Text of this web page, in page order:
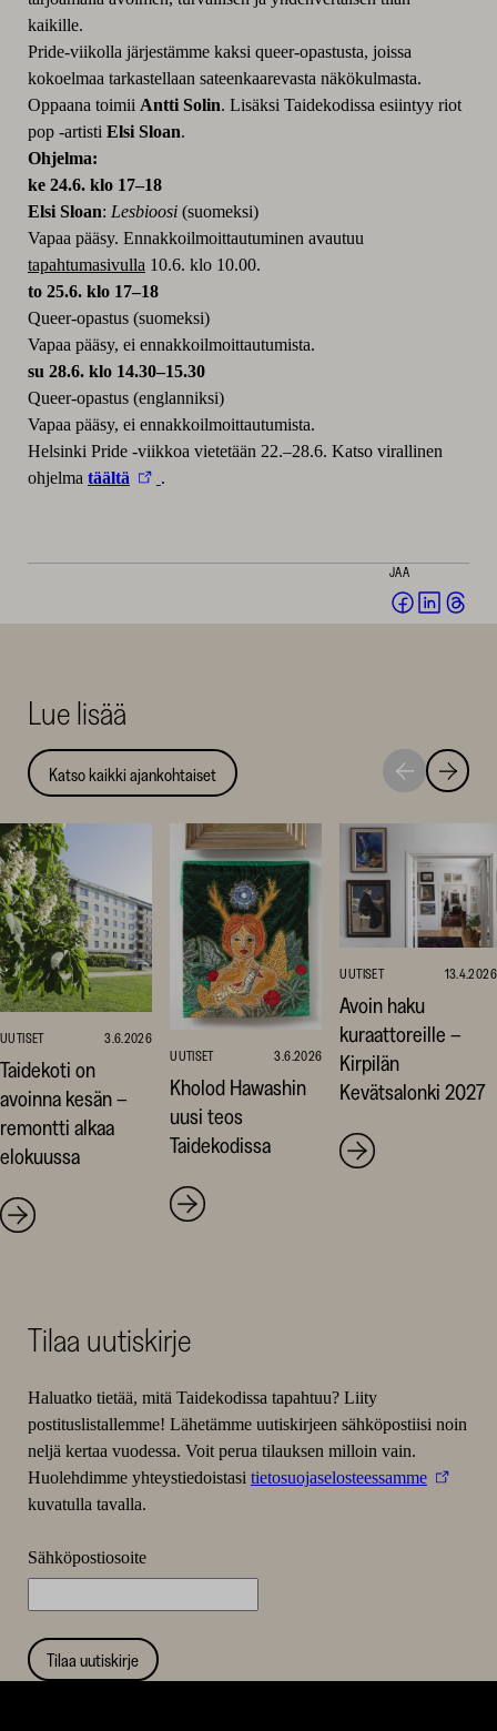
kaikille.
Pride-viikolla järjestämme kaksi queer-opastusta, joissa
kokoelmaa tarkastellaan sateenkaarevasta näkökulmasta.
Oppaana toimii Antti Solin. Lisäksi Taidekodissa esiintyy riot
pop -artisti Elsi Sloan.
Ohjelma:
ke 24.6. klo 17–18
Elsi Sloan: Lesbioosi(suomeksi)
Vapaa pääsy. Ennakkoilmoittautuminen avautuu
tapahtumasivulla10.6. klo 10.00.
to 25.6. klo 17–18
Queer-opastus (suomeksi)
Vapaa pääsy, ei ennakkoilmoittautumista.
su 28.6. klo 14.30–15.30
Queer-opastus (englanniksi)
Vapaa pääsy, ei ennakkoilmoittautumista.
Helsinki Pride -viikkoa vietetään 22.–28.6. Katso virallinen
ohjelma täältä .
JAA
Jaa Jaa
Lue lisää
Katso kaikki ajankohtaiset
Siirry
seuraavaan
Siirry
UUTISET 3.6.2026
Taidekoti on
avoinna kesän –
remontti alkaa
elokuussa
UUTISET 3.6.2026
Kholod Hawashin
uusi teos
Taidekodissa
UUTISET 13.4.2026
Avoin haku
kuraattoreille –
Kirpilän
Kevätsalonki 2027
Tilaa uutiskirje
Haluatko tietää, mitä Taidekodissa tapahtuu? Liity
postituslistallemme! Lähetämme uutiskirjeen sähköpostiisi noin
neljä kertaa vuodessa. Voit perua tilauksen milloin vain.
Huolehdimme yhteystiedoistasi tietosuojaselosteessamme
kuvatulla tavalla.
Sähköpostiosoite
Tilaa uutiskirje